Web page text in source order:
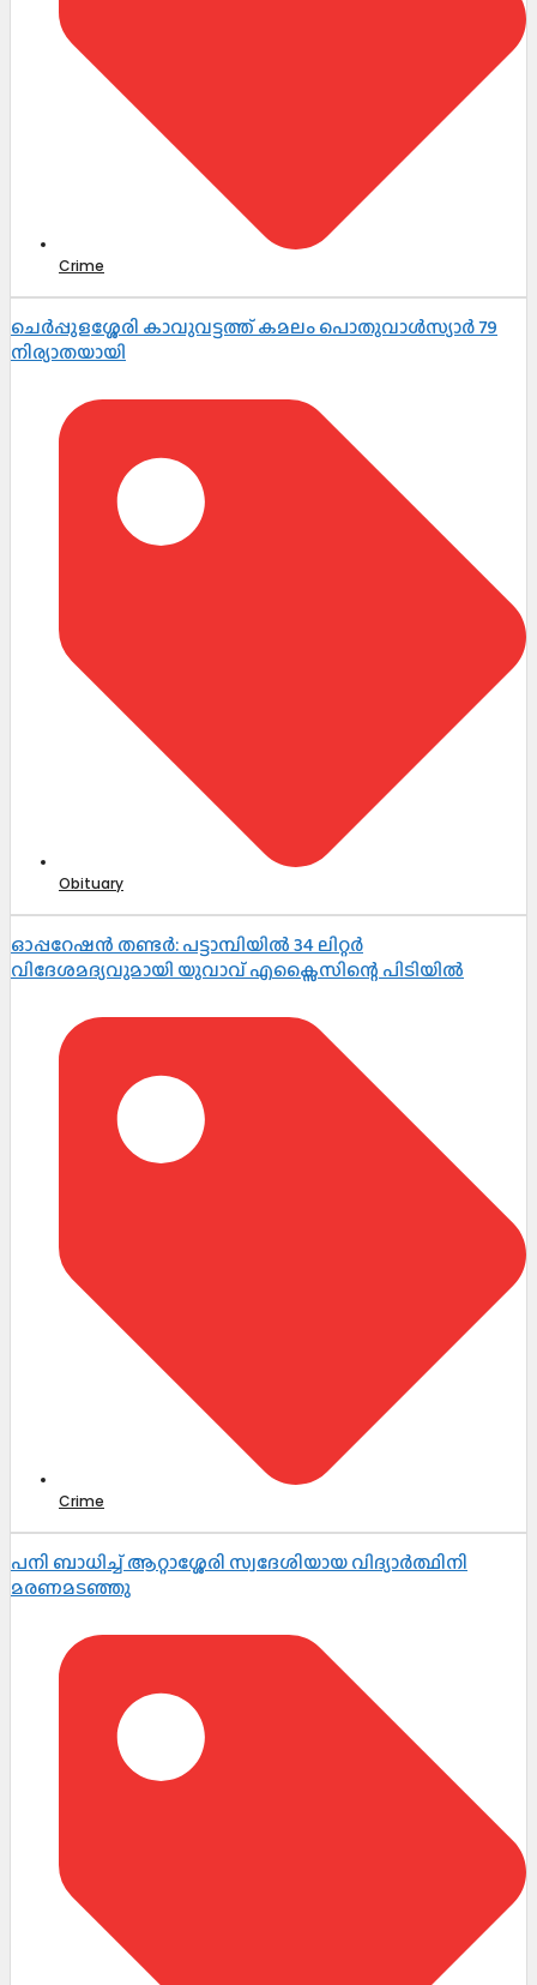
Crime
ചെർപ്പുളശ്ശേരി കാവുവട്ടത്ത് കമലം പൊതുവാൾസ്യാർ 79
നിര്യാതയായി
Obituary
ഓപ്പറേഷൻ തണ്ടർ: പട്ടാമ്പിയിൽ 34 ലിറ്റർ
വിദേശമദ്യവുമായി യുവാവ് എക്സൈസിന്റെ പിടിയിൽ
Crime
പനി ബാധിച്ച് ആറ്റാശ്ശേരി സ്വദേശിയായ വിദ്യാർത്ഥിനി
മരണമടഞ്ഞു